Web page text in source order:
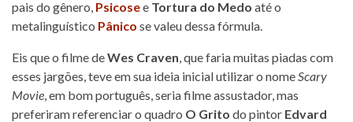
pais do gênero, Psicosee Tortura do Medo até o
metalinguístico Pânico se valeu dessa fórmula.
Eis que o filme deWes Craven, que faria muitas piadas com
esses jargões, teve em sua ideia inicial utilizar o nomeScary
Movie, em bom português, seria filme assustador, mas
preferiram referenciar o quadro O Grito do pintor Edvard